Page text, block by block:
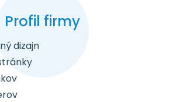
Profil firmy
dizajn